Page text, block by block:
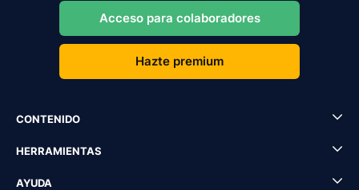
Acceso para colaboradores
Hazte premium
CONTENIDO
HERRAMIENTAS
AYUDA